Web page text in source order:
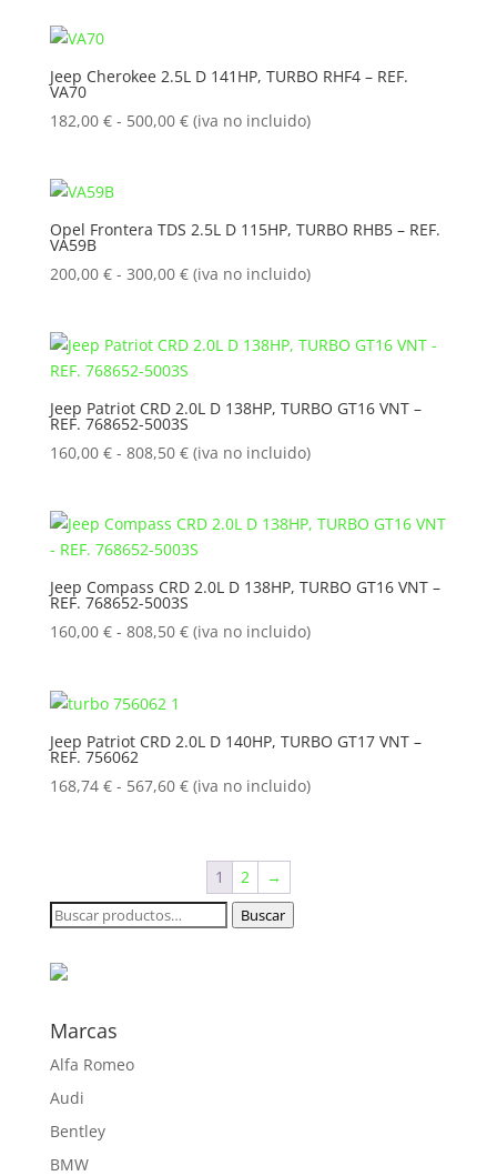
206,00 €
1.250,00 €
Jeep Cherokee 2.5L D 141HP, TURBO RHF4 – REF.
VA70
182,00 € - 500,00 €Rango
182,00 €
500,00 €
(iva no incluido)
Opel Frontera TDS 2.5L D 115HP, TURBO RHB5 – REF.
VA59B
200,00 € - 300,00 €Rango
desde
200,00 €
hasta
300,00 €
(iva no incluido)
Jeep Patriot CRD 2.0L D 138HP, TURBO GT16 VNT –
REF. 768652-5003S
160,00 € - 808,50 €Rango
desde
160,00 €
hasta
808,50 €
(iva no incluido)
Jeep Compass CRD 2.0L D 138HP, TURBO GT16 VNT –
REF. 768652-5003S
160,00 € - 808,50 €Rango
160,00 €
808,50 €
(iva no incluido)
Jeep Patriot CRD 2.0L D 140HP, TURBO GT17 VNT –
REF. 756062
168,74 € - 567,60 €Rango
desde
168,74 €
(iva no incluido)
1 2
→
Buscar
Buscar
Marcas
Alfa Romeo
Audi
Bentley
BMW